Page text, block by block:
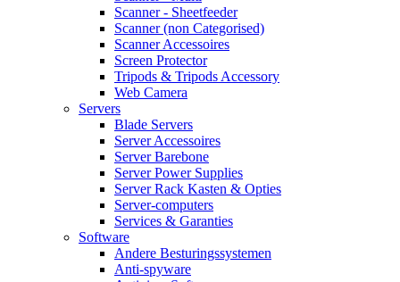
Scanner - Sheetfeeder
Scanner (non Categorised)
Scanner Accessoires
Screen Protector
Tripods & Tripods Accessory
Web Camera
Servers
Blade Servers
Server Accessoires
Server Barebone
Server Power Supplies
Server Rack Kasten & Opties
Server-computers
Services & Garanties
Software
Andere Besturingssystemen
Anti-spyware